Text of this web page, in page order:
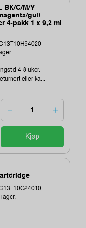
BK/C/M/Y
gul)
4-pakk 1 x 9,2 ml
4-8 uker.
eller ka...
Kjøp
lager.